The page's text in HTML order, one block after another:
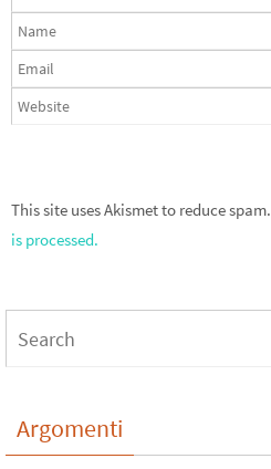
This site uses Akismet to reduce spam.
is processed.
Argomenti